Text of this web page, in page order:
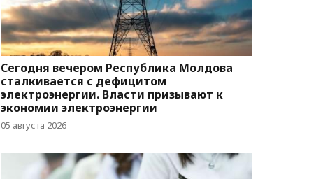
Сегодня вечером Республика Молдова
сталкивается с дефицитом
электроэнергии. Власти призывают к
экономии электроэнергии
05 августа 2026